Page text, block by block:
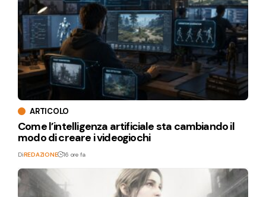
ARTICOLO
Come l’intelligenza artificiale sta cambiando il
modo di creare i videogiochi
DiREDAZIONE 16 ore fa